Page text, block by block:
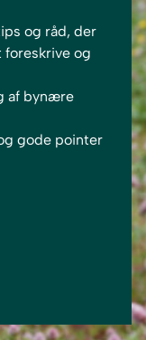
og råd, der
og
af bynære
gode pointer